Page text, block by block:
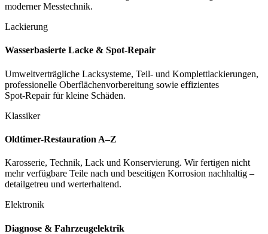
moderner Messtechnik.
Lackierung
Wasserbasierte Lacke & Spot‑Repair
Umweltverträgliche Lacksysteme, Teil‑ und Komplettlackierungen,
professionelle Oberflächenvorbereitung sowie effizientes
Spot‑Repair für kleine Schäden.
Klassiker
Oldtimer-Restauration A–Z
Karosserie, Technik, Lack und Konservierung. Wir fertigen nicht
mehr verfügbare Teile nach und beseitigen Korrosion nachhaltig –
detailgetreu und werterhaltend.
Elektronik
Diagnose & Fahrzeugelektrik